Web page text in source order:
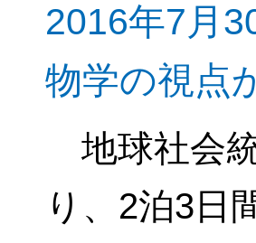
2016年7月
物学の視点
地球社会
り、2泊3日